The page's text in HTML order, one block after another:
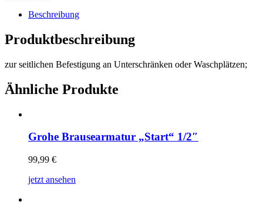
Beschreibung
Produktbeschreibung
zur seitlichen Befestigung an Unterschränken oder Waschplätzen;
Ähnliche Produkte
Grohe Brausearmatur „Start“ 1/2″
99,99 €
jetzt ansehen